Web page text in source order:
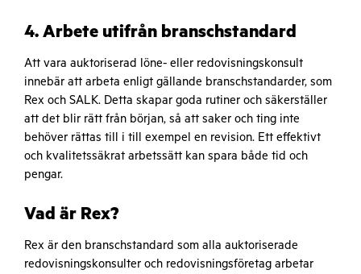
4. Arbete utifrån branschstandard
Att vara auktoriserad löne- eller redovisningskonsult
innebär att arbeta enligt gällande branschstandarder, som
Rex och SALK. Detta skapar goda rutiner och säkerställer
att det blir rätt från början, så att saker och ting inte
behöver rättas till i till exempel en revision. Ett effektivt
och kvalitetssäkrat arbetssätt kan spara både tid och
pengar.
Vad är Rex?
Rex är den branschstandard som alla auktoriserade
redovisningskonsulter och redovisningsföretag arbetar